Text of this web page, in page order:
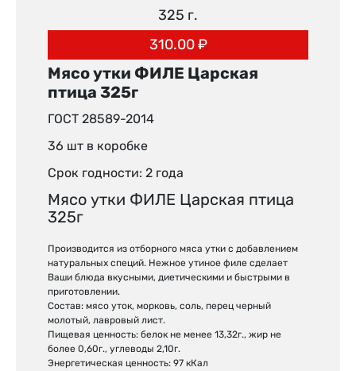
325 г.
310.00₽
Мясо утки ФИЛЕ Царская
птица 325г
ГОСТ 28589-2014
36 шт в коробке
Срок годности: 2 года
Мясо утки ФИЛЕ Царская птица
325г
Производится из отборного мяса утки с добавлением
натуральных специй. Нежное утиное филе сделает
Ваши блюда вкусными, диетическими и быстрыми в
приготовлении.
Состав: мясо уток, морковь, соль, перец черный
молотый, лавровый лист.
Пищевая ценность: белок не менее 13,32г., жир не
более 0,60г., углеводы 2,10г.
Энергетическая ценность: 97 кКал